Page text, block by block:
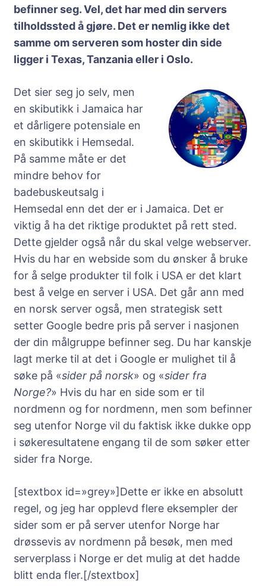
befinner seg. Vel, det har med din servers
tilholdssted å gjøre. Det er nemlig ikke det
samme om serveren som hoster din side
ligger i Texas, Tanzania eller i Oslo.
Det sier seg jo selv, men
en skibutikk i Jamaica har
et dårligere potensiale en
en skibutikk i Hemsedal.
På samme måte er det
mindre behov for
badebuskeutsalg i
Hemsedal enn det der er i Jamaica. Det er
viktig å ha det riktige produktet på rett sted.
Dette gjelder også når du skal velge webserver.
Hvis du har en webside som du ønsker å bruke
for å selge produkter til folk i USA er det klart
best å velge en server i USA. Det går ann med
en norsk server også, men strategisk sett
setter Google bedre pris på server i nasjonen
der din målgruppe befinner seg. Du har kanskje
lagt merke til at det i Google er mulighet til å
søke på «sider på norsk» og «sider fra
Norge?» Hvis du har en side som er til
nordmenn og for nordmenn, men som befinner
seg utenfor Norge vil du faktisk ikke dukke opp
i søkeresultatene engang til de som søker etter
sider fra Norge.
[stextbox id=»grey»]Dette er ikke en absolutt
regel, og jeg har opplevd flere eksempler der
sider som er på server utenfor Norge har
drøssevis av nordmenn på besøk, men med
serverplass i Norge er det mulig at det hadde
blitt enda fler.[/stextbox]